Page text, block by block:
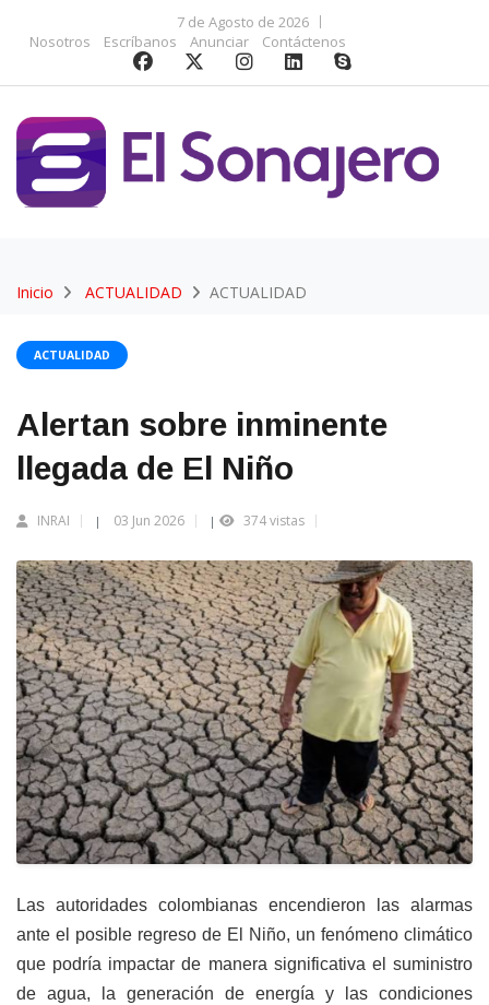
7 de Agosto de 2026
Nosotros
Escríbanos Anunciar Contáctenos
Inicio ACTUALIDAD ACTUALIDAD
ACTUALIDAD
Alertan sobre inminente
llegada de El Niño
INRAI | 03 Jun 2026 | 374 vistas
Las autoridades colombianas encendieron las alarmas
ante el posible regreso de El Niño, un fenómeno climático
que podría impactar de manera significativa el suministro
de agua, la generación de energía y las condiciones